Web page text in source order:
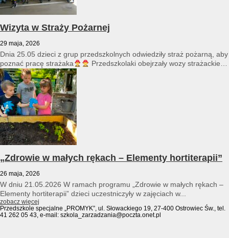
Wizyta w Straży Pożarnej
29 maja, 2026
Dnia 25.05 dzieci z grup przedszkolnych odwiedziły straż pożarną, aby
poznać pracę strażaka
Przedszkolaki obejrzały wozy strażackie
i...
„Zdrowie w małych rękach – Elementy hortiterapii”
26 maja, 2026
W dniu 21.05.2026 W ramach programu „Zdrowie w małych rękach –
Elementy hortiterapii” dzieci uczestniczyły w zajęciach w...
zobacz więcej
Przedszkole specjalne „PROMYK”, ul. Słowackiego 19, 27-400 Ostrowiec Św., tel.
41 262 05 43, e-mail: szkola_zarzadzania@poczta.onet.pl